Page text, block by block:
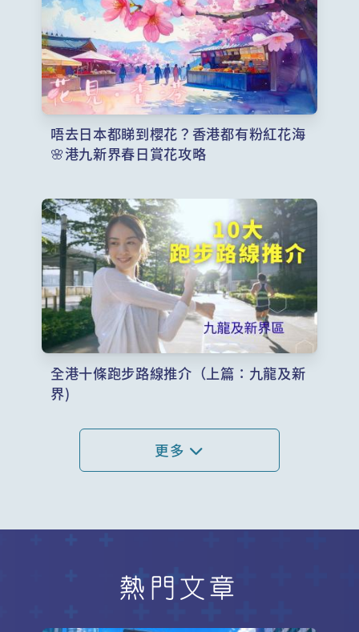
唔去日本都睇到櫻花？香港都有粉紅花海
🌸港九新界春日賞花攻略
全港十條跑步路線推介（上篇：九龍及新
界)
更多
熱門文章